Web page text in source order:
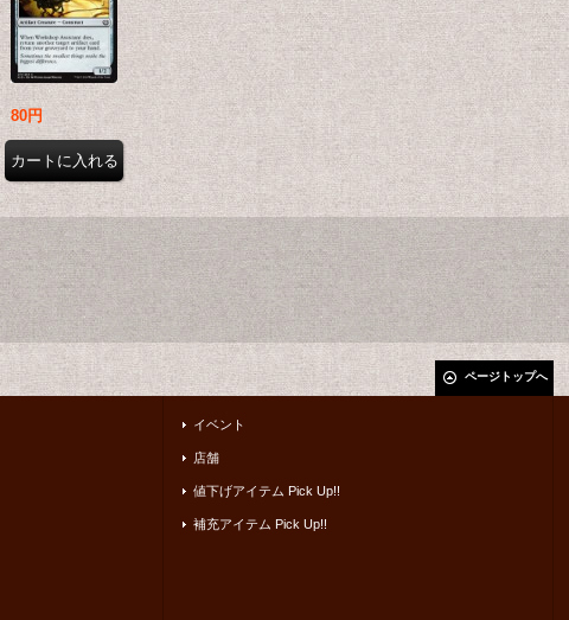
80円
ページトップへ
イベント
店舗
値下げアイテム Pick Up!!
補充アイテム Pick Up!!